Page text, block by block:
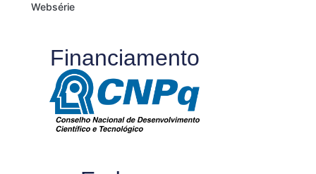
Websérie
Financiamento